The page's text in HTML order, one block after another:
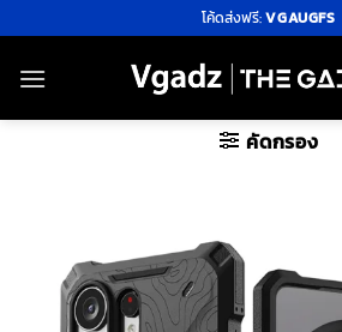
ไป
ยัง
โค้ดส่งฟรี:VGAUGFS
คัดกรอง